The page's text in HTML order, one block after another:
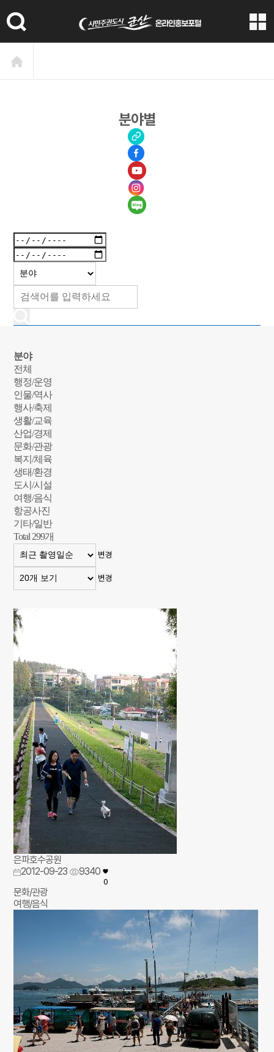
분야별
분야
전체
행정/운영
인물/역사
행사/축제
생활/교육
산업/경제
문화/관광
복지/체육
생태/환경
도시/시설
여행/음식
항공사진
기타/일반
Total 299개
변경
변경
은파호수공원
2012-09-23
9340
0
문화/관광
여행/음식